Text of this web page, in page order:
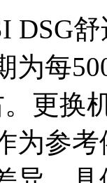
DSG
为每
更换
为参